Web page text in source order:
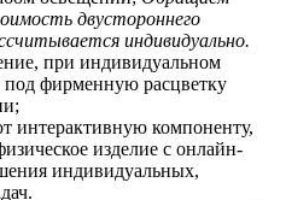
двустороннего
индивидуально.
при индивидуальном
под фирменную расцветку
интерактивную компоненту,
изделие с онлайн-
индивидуальных,